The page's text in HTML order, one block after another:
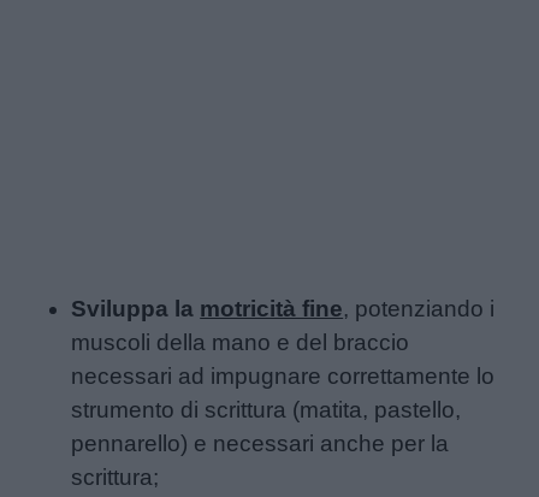
Sviluppa la motricità fine, potenziando i
muscoli della mano e del braccio
necessari ad impugnare correttamente lo
strumento di scrittura (matita, pastello,
pennarello) e necessari anche per la
scrittura;